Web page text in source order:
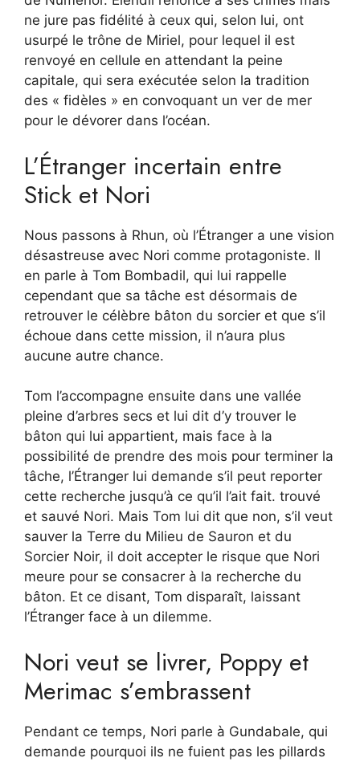
ne jure pas fidélité à ceux qui, selon lui, ont
usurpé le trône de Miriel, pour lequel il est
renvoyé en cellule en attendant la peine
capitale, qui sera exécutée selon la tradition
des « fidèles » en convoquant un ver de mer
pour le dévorer dans l’océan.
L’Étranger incertain entre
Stick et Nori
Nous passons à Rhun, où l’Étranger a une vision
désastreuse avec Nori comme protagoniste. Il
en parle à Tom Bombadil, qui lui rappelle
cependant que sa tâche est désormais de
retrouver le célèbre bâton du sorcier et que s’il
échoue dans cette mission, il n’aura plus
aucune autre chance.
Tom l’accompagne ensuite dans une vallée
pleine d’arbres secs et lui dit d’y trouver le
bâton qui lui appartient, mais face à la
possibilité de prendre des mois pour terminer la
tâche, l’Étranger lui demande s’il peut reporter
cette recherche jusqu’à ce qu’il l’ait fait. trouvé
et sauvé Nori. Mais Tom lui dit que non, s’il veut
sauver la Terre du Milieu de Sauron et du
Sorcier Noir, il doit accepter le risque que Nori
meure pour se consacrer à la recherche du
bâton. Et ce disant, Tom disparaît, laissant
l’Étranger face à un dilemme.
Nori veut se livrer, Poppy et
Merimac s’embrassent
Pendant ce temps, Nori parle à Gundabale, qui
demande pourquoi ils ne fuient pas les pillards